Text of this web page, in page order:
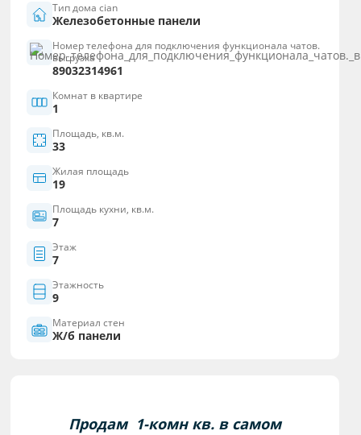
Тип дома cian
Железобетонные панели
Номер телефона для подключения функционала чатов.
выгрузка
89032314961
Комнат в квартире
1
Площадь, кв.м.
33
Жилая площадь
19
Площадь кухни, кв.м.
7
Этаж
7
Этажность
9
Материал стен
Ж/б панели
Продам 1-комн кв. в самом